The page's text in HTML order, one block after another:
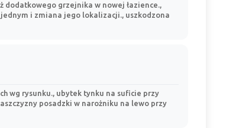
dodatkowego grzejnika w nowej łazience.,
i zmiana jego lokalizacji., uszkodzona
wg rysunku., ubytek tynku na suficie przy
posadzki w narożniku na lewo przy